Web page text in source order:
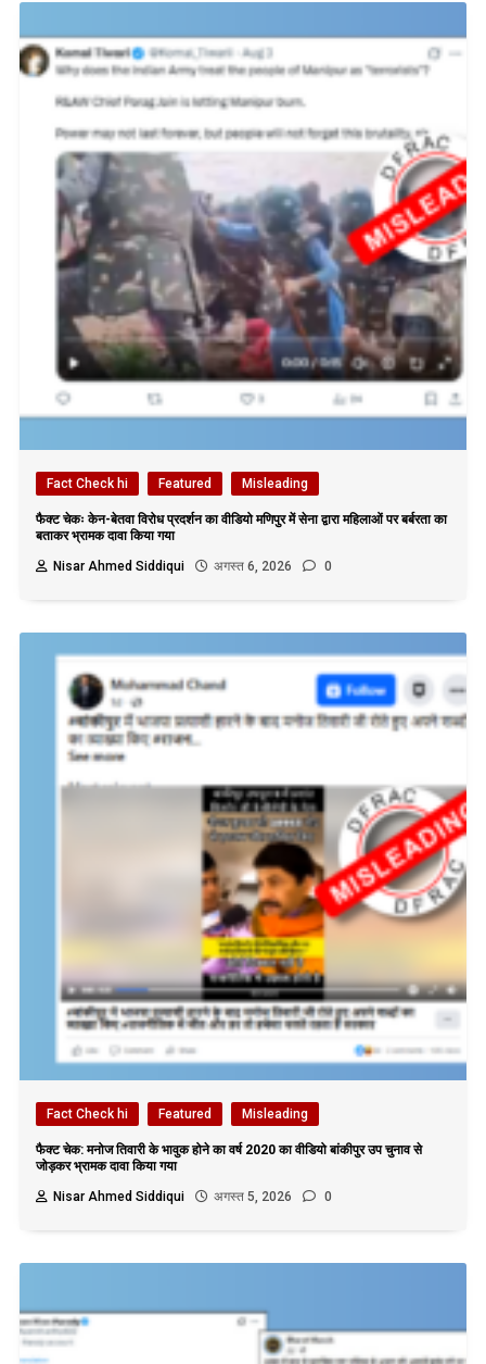
Fact Check hi Featured Misleading
फैक्ट चेकः केन-बेतवा विरोध प्रदर्शन का वीडियो मणिपुर में सेना द्वारा महिलाओं पर बर्बरता का
बताकर भ्रामक दावा किया गया
Nisar Ahmed Siddiqui
अगस्त 6, 2026 0
Fact Check hi Featured Misleading
फैक्ट चेक: मनोज तिवारी के भावुक होने का वर्ष 2020 का वीडियो बांकीपुर उप चुनाव से
जोड़कर भ्रामक दावा किया गया
Nisar Ahmed Siddiqui
अगस्त 5, 2026 0